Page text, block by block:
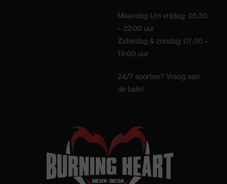
Maandag t/m vrijdag: 05:30
– 22:00 uur
Zaterdag & zondag: 07:30 –
19:00 uur
24/7 sporten? Vraag aan
de balie!